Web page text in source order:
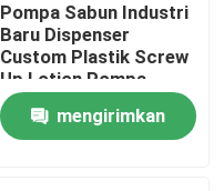
Pompa Sabun Industri
Baru Dispenser
Custom Plastik Screw
Up Lotion Pompa
K201-4
mengirimkan